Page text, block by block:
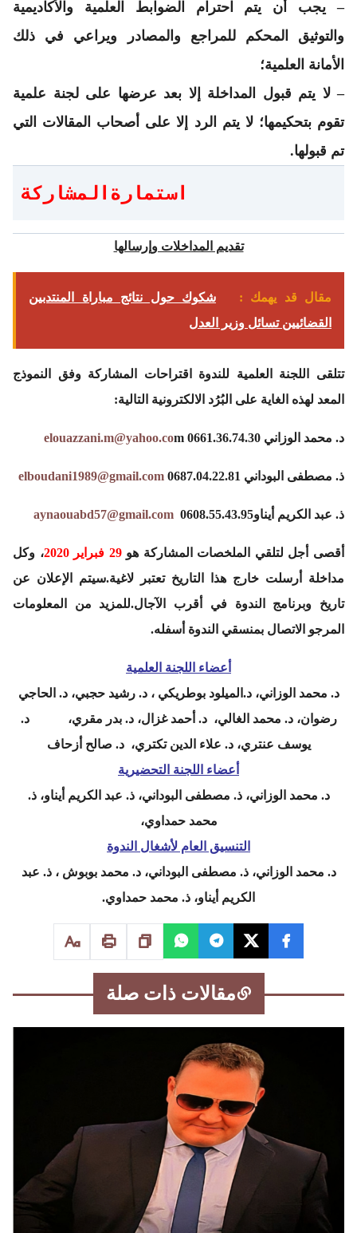
– يجب أن يتم احترام الضوابط العلمية والأكاديمية
والتوثيق المحكم للمراجع والمصادر ويراعي في ذلك
الأمانة العلمية؛
– لا يتم قبول المداخلة إلا بعد عرضها على لجنة علمية
تقوم بتحكيمها؛ لا يتم الرد إلا على أصحاب المقالات التي
تم قبولها.
استمارةالمشاركة
تقديم المداخلات وإرسالها
مقال قد يهمك :
شكوك حول نتائج مباراة المنتدبين
القضائيين تسائل وزير العدل
تتلقى اللجنة العلمية للندوة اقتراحات المشاركة وفق النموذج
المعد لهذه الغاية على البُرُد الالكترونية التالية:
د. محمد الوزاني elouazzani.m@yahoo.com 0661.36.74.30
ذ. مصطفى البوداني 0687.04.22.81 elboudani1989@gmail.com
ذ. عبد الكريم أيناو0608.55.43.95 aynaouabd57@gmail.com
أقصى أجل لتلقي الملخصات المشاركة هو 29 فبراير 2020
، وكل
مداخلة أرسلت خارج هذا التاريخ تعتبر لاغية.سيتم الإعلان عن
تاريخ وبرنامج الندوة في أقرب الآجال.للمزيد من المعلومات
المرجو الاتصال بمنسقي الندوة أسفله.
أعضاء اللجنة العلمية
د. محمد الوزاني، د.الميلود بوطريكي ، د. رشيد حجبي، د. الحاجي
رضوان، د. محمد الغالي، د. أحمد غزال، د. بدر مقري، د.
يوسف عنتري، د. علاء الدين تكتري، د. صالح أزحاف
أعضاء اللجنة التحضيرية
د. محمد الوزاني، ذ. مصطفى البوداني، ذ. عبد الكريم أيناو، ذ.
محمد حمداوي،
التنسيق العام لأشغال الندوة
د. محمد الوزاني، ذ. مصطفى البوداني، د. محمد بوبوش ، ذ. عبد
الكريم أيناو، ذ. محمد حمداوي.
مقالات ذات صلة